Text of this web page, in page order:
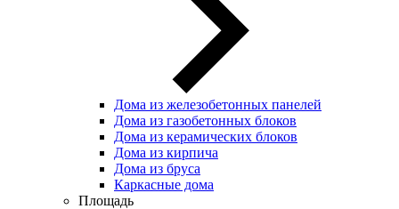
Дома из железобетонных панелей
Дома из газобетонных блоков
Дома из керамических блоков
Дома из кирпича
Дома из бруса
Каркасные дома
Площадь